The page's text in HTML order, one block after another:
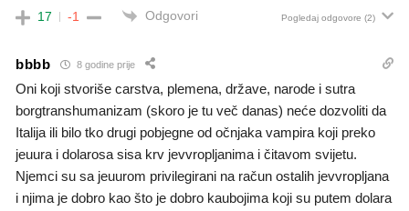
17 -1 Odgovori Pogledaj odgovore (2)
bbbb 8 godine prije
Oni koji stvoriše carstva, plemena, države, narode i sutra
borgtranshumanizam (skoro je tu več danas) neće dozvoliti da
Italija ili bilo tko drugi pobjegne od očnjaka vampira koji preko
jeuura i dolarosa sisa krv jevvropljanima i čitavom svijetu.
Njemci su sa jeuurom privilegirani na račun ostalih jevvropljana
i njima je dobro kao što je dobro kaubojima koji su putem dolara